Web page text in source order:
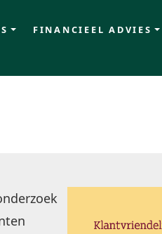
FINANCIEEL ADVIES